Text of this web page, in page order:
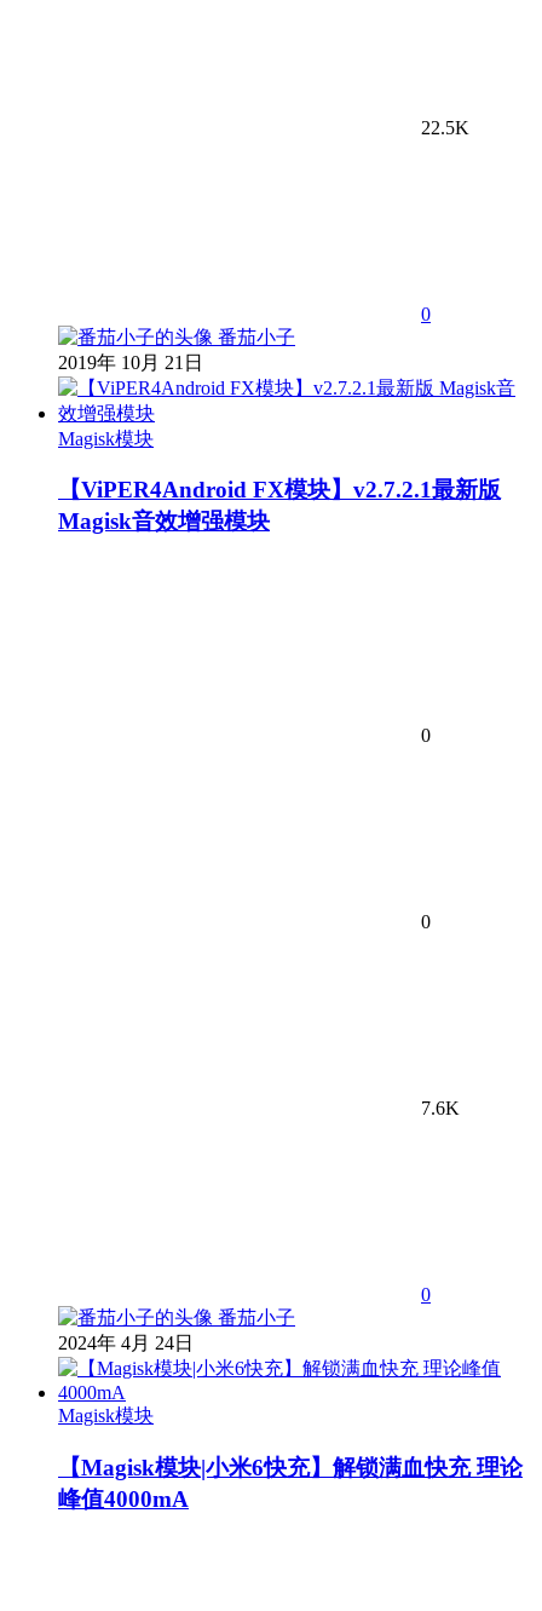
22.5K
0
番茄小子
2019年 10月 21日
Magisk模块
【ViPER4Android FX模块】v2.7.2.1最新版
Magisk音效增强模块
0
0
7.6K
0
番茄小子
2024年 4月 24日
Magisk模块
【Magisk模块|小米6快充】解锁满血快充 理论
峰值4000mA